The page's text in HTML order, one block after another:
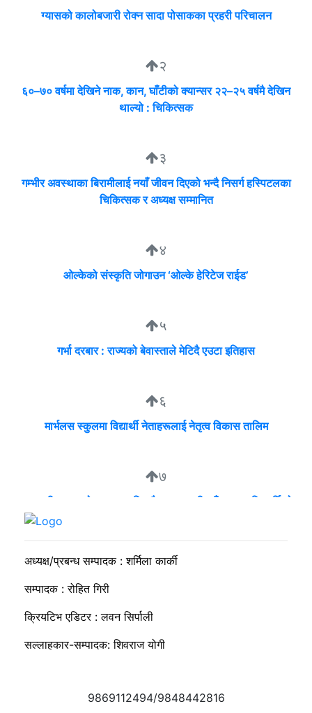
ग्यासको कालोबजारी रोक्न सादा पोसाकका प्रहरी परिचालन
२
६०–७० वर्षमा देखिने नाक, कान, घाँटीको क्यान्सर २२–२५ वर्षमै देखिन
थाल्यो : चिकित्सक
३
गम्भीर अवस्थाका बिरामीलाई नयाँ जीवन दिएको भन्दै निसर्ग हस्पिटलका
चिकित्सक र अध्यक्ष सम्मानित
४
ओल्केको संस्कृति जोगाउन ‘ओल्के हेरिटेज राईड’
५
गर्भा दरबार : राज्यको बेवास्ताले मेटिदै एउटा इतिहास
६
मार्भलस स्कुलमा विद्यार्थी नेताहरूलाई नेतृत्व विकास तालिम
७
व्यवसायी मुन्दडाको घरमा एकाबिहानै खानतलासी, पाँच घन्टापछि फर्कियो
अध्यक्ष/प्रबन्ध सम्पादक : शर्मिला कार्की
सम्पादक : रोहित गिरी
क्रियटिभ एडिटर : लवन सिर्पाली
सल्लाहकार-सम्पादक: शिवराज योगी
9869112494/9848442816